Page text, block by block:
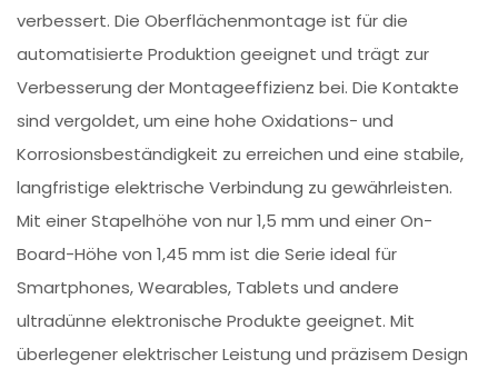
verbessert. Die Oberflächenmontage ist für die
automatisierte Produktion geeignet und trägt zur
Verbesserung der Montageeffizienz bei. Die Kontakte
sind vergoldet, um eine hohe Oxidations- und
Korrosionsbeständigkeit zu erreichen und eine stabile,
langfristige elektrische Verbindung zu gewährleisten.
Mit einer Stapelhöhe von nur 1,5 mm und einer On-
Board-Höhe von 1,45 mm ist die Serie ideal für
Smartphones, Wearables, Tablets und andere
ultradünne elektronische Produkte geeignet. Mit
überlegener elektrischer Leistung und präzisem Design